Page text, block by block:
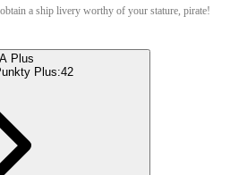
a ship livery worthy of your stature, pirate!
Plus
Plus:42